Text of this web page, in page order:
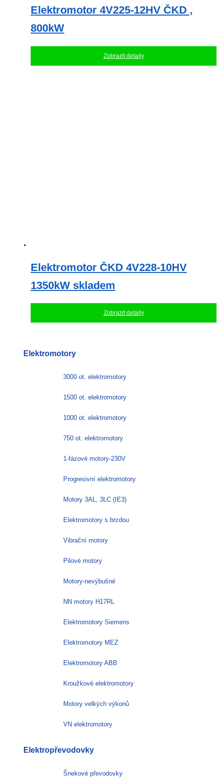
Elektromotor 4V225-12HV ČKD ,
800kW
Zobrazit detaily
Elektromotor ČKD 4V228-10HV
1350kW skladem
Zobrazit detaily
Elektromotory
3000 ot. elektromotory
1500 ot. elektromotory
1000 ot. elektromotory
750 ot. elektromotory
1-fázové motory-230V
Progresivní elektromotory
Motory 3AL, 3LC (IE3)
Elektromotory s brzdou
Vibrační motory
Pilové motory
Motory-nevýbušné
NN motory H17RL
Elektromotory Siemens
Elektromotory MEZ
Elektromotory ABB
Kroužkové elektromotory
Motory velkých výkonů
VN elektromotory
Elektropřevodovky
Šnekové převodovky